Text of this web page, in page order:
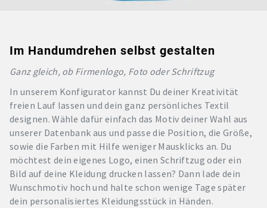
Im Handumdrehen selbst gestalten
Ganz gleich, ob Firmenlogo, Foto oder Schriftzug
In unserem Konfigurator kannst Du deiner Kreativität
freien Lauf lassen und dein ganz persönliches Textil
designen. Wähle dafür einfach das Motiv deiner Wahl aus
unserer Datenbank aus und passe die Position, die Größe,
sowie die Farben mit Hilfe weniger Mausklicks an. Du
möchtest dein eigenes Logo, einen Schriftzug oder ein
Bild auf deine Kleidung drucken lassen? Dann lade dein
Wunschmotiv hoch und halte schon wenige Tage später
dein personalisiertes Kleidungsstück in Händen.